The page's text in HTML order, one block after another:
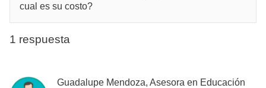
cual es su costo?
1 respuesta
Guadalupe Mendoza, Asesora en Educación